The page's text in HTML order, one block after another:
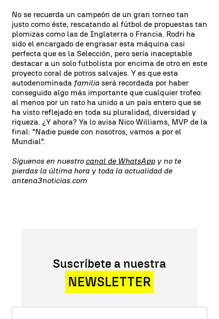
No se recuerda un campeón de un gran torneo tan
justo como éste, rescatando al fútbol de propuestas tan
plomizas como las de Inglaterra o Francia. Rodri ha
sido el encargado de engrasar esta máquina casi
perfecta que es la Selección, pero sería inaceptable
destacar a un solo futbolista por encima de otro en este
proyecto coral de potros salvajes. Y es que esta
autodenominada familia será recordada por haber
conseguido algo más importante que cualquier trofeo:
al menos por un rato ha unido a un país entero que se
ha visto reflejado en toda su pluralidad, diversidad y
riqueza. ¿Y ahora? Ya lo avisa Nico Williams, MVP de la
final: "Nadie puede con nosotros, vamos a por el
Mundial".
Síguenos en nuestro canal de WhatsAppy no te
pierdas la última hora y toda la actualidad de
antena3noticias.com
Suscríbete a nuestra
NEWSLETTER